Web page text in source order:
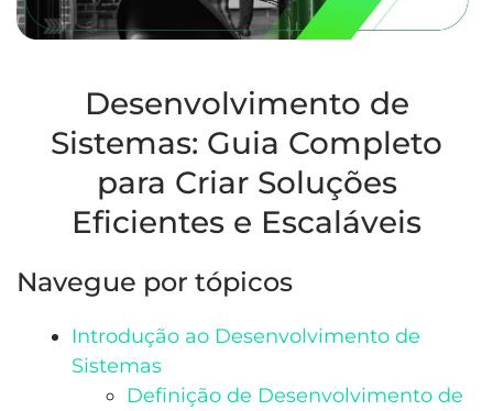
Desenvolvimento de
Sistemas: Guia Completo
para Criar Soluções
Eficientes e Escaláveis
Navegue por tópicos
Introdução ao Desenvolvimento de
Sistemas
Definição de Desenvolvimento de